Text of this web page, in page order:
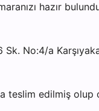
hazır
Sk. No:4/a
teslim edilmiş olup